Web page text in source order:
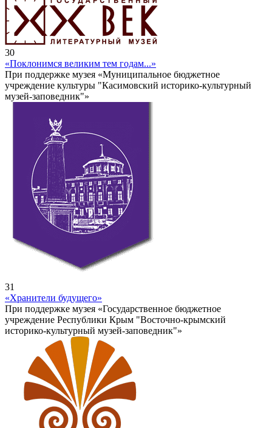
30
«Поклонимся великим тем годам...»
При поддержке музея «Муниципальное бюджетное
учреждение культуры "Касимовский историко-культурный
музей-заповедник"»
31
«Хранители будущего»
При поддержке музея «Государственное бюджетное
учреждение Республики Крым "Восточно-крымский
историко-культурный музей-заповедник"»